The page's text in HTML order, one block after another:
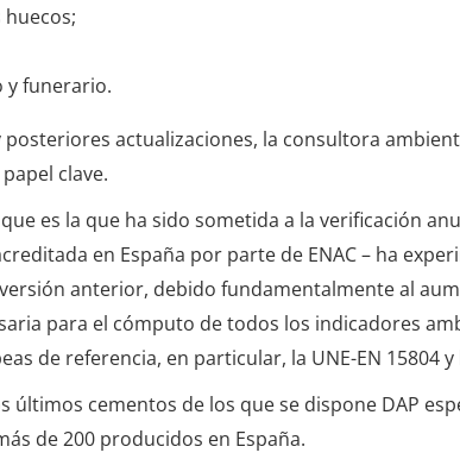
y funerario.
actualizaciones, la consultora
clave.
es la que ha sido sometida a la verificación
en España por parte de ENAC – ha
anterior, debido fundamentalmente al
para el cómputo de todos los indicadores
de referencia, en particular, la UNE-EN 15804 y
últimos cementos de los que se dispone DAP
de 200 producidos en España.